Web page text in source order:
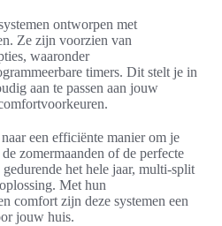
ontworpen met
Ze zijn voorzien van
waaronder
timers. Dit stelt je in
aan te passen aan jouw
een efficiënte manier om je
zomermaanden of de perfecte
het hele jaar, multi-split
Met hun
comfort zijn deze systemen een
jouw huis.